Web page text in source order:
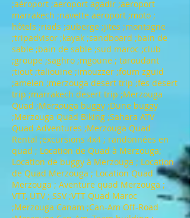
;aéroport ;aeroport agadir ;aeroport
marrakech ;navette aeroport ;moto ;
hôtels ;riads ;auberge ;jites ;montagne
;tripadvisor ;kayak ;sandboard ;bain de
sable ;bain de sable ;sud maroc ;club
;groupe ;saghro ;mgoune ; taroudant
;tiout ;taliouine ;imouzzer ;foum zguid
;amelen ;merzouga desert trip ;fes desert
trip ;marrakech desert trip ;Merzouga
Quad ;Merzouga buggy ;Dune buggy
;Merzouga Quad Biking ;Sahara ATV
Quad Adventures ;Merzouga Quad
Rental ;excursions 4x4 ; randonnées en
quad ; Location de Quad à Merzouga;
Location de buggy à Merzouga ; Location
de Quad Merzouga ; Location Quad
Merzouga ; Aventure quad Merzouga ;
VTT, UTV ; SSV ;VTT Quad Maroc
;Merzouga Canam ;Can-Am Off-Road